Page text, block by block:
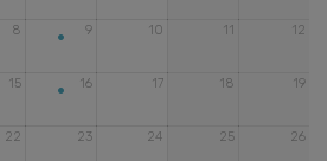
8 9
• 10 11 12
15 16
• 17 18 19
22 23 24 25 26